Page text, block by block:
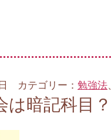
カテゴリー： 勉強法
は暗記科目？